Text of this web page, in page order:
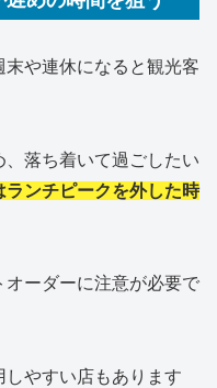
末や連休になると観光客
落ち着いて過ごしたい
ンチピークを外した時
ーダーに注意が必要で
やすい店もあります